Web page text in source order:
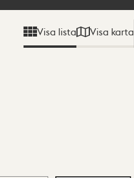
Visa lista Visa karta